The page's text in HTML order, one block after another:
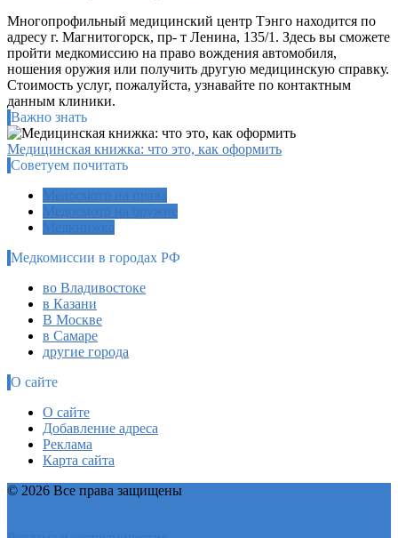
Многопрофильный медицинский центр Тэнго находится по
адресу г. Магнитогорск, пр- т ​Ленина, 135/1. Здесь вы сможете
пройти медкомиссию на право вождения автомобиля,
ношения оружия или получить другую медицинскую справку.
Стоимость услуг, пожалуйста, узнавайте по контактным
данным клиники.
Важно знать
Медицинская книжка: что это, как оформить
Советуем почитать
Медкомиссии в городах РФ
во Владивостоке
в Казани
В Москве
в Самаре
другие города
О сайте
О сайте
Добавление адреса
Реклама
Карта сайта
© 2026 Все права защищены